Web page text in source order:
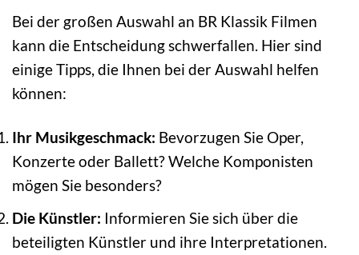
Bei der großen Auswahl an BR Klassik Filmen
kann die Entscheidung schwerfallen. Hier sind
einige Tipps, die Ihnen bei der Auswahl helfen
können:
Ihr Musikgeschmack: Bevorzugen Sie Oper,
Konzerte oder Ballett? Welche Komponisten
mögen Sie besonders?
Die Künstler: Informieren Sie sich über die
beteiligten Künstler und ihre Interpretationen.